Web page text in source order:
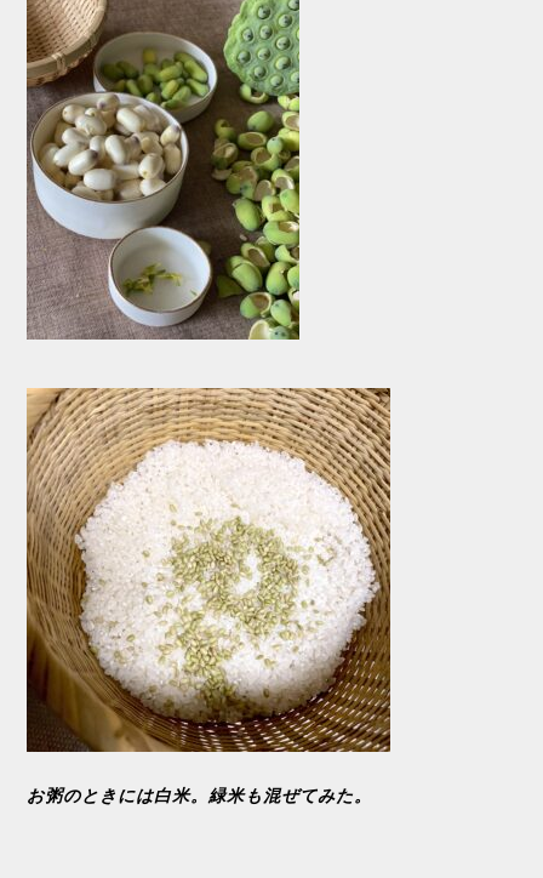
お粥のときには白米。緑米も混ぜてみた。